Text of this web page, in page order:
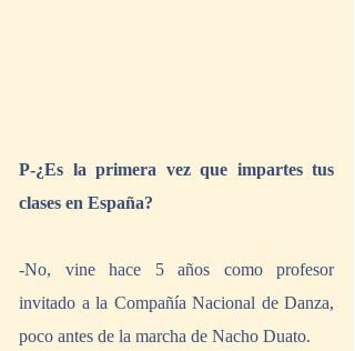
P-¿Es la primera vez que impartes tus
clases en España?
-No, vine hace 5 años como profesor
invitado a la Compañía Nacional de Danza,
poco antes de la marcha de Nacho Duato.